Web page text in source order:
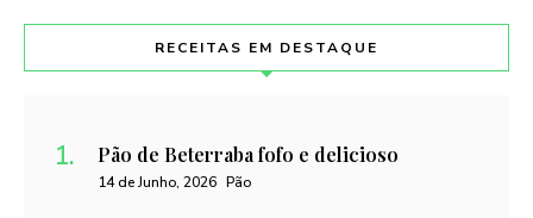
RECEITAS EM DESTAQUE
Pão de Beterraba fofo e delicioso
14 de Junho, 2026 Pão